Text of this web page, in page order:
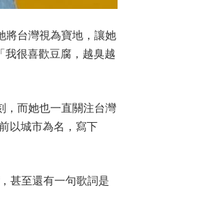
將台灣視為寶地，讓她
很喜歡豆腐，越臭越
而她也一直關注台灣
以城市為名，寫下
甚至還有一句歌詞是